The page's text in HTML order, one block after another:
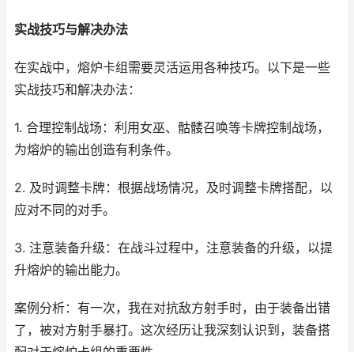
实战技巧与解决办法
在实战中，熔炉卡组需要灵活运用各种技巧。以下是一些
实战技巧和解决办法：
1. 合理控制战场：利用女巫、骷髅召唤等卡牌控制战场，
为熔炉的输出创造有利条件。
2. 及时调整卡牌：根据战场情况，及时调整卡牌搭配，以
应对不同的对手。
3. 注意装备升级：在战斗过程中，注意装备的升级，以提
升熔炉的输出能力。
案例分析：有一次，我在对抗敌方射手时，由于装备出错
了，被对方射手暴打。这次经历让我深刻认识到，装备搭